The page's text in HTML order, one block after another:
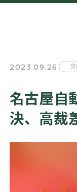
2023.09.26 労
名古屋自
決、高裁